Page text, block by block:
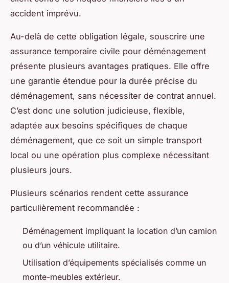
accident imprévu.
Au-delà de cette obligation légale, souscrire une
assurance temporaire civile pour déménagement
présente plusieurs avantages pratiques. Elle offre
une garantie étendue pour la durée précise du
déménagement, sans nécessiter de contrat annuel.
C’est donc une solution judicieuse, flexible,
adaptée aux besoins spécifiques de chaque
déménagement, que ce soit un simple transport
local ou une opération plus complexe nécessitant
plusieurs jours.
Plusieurs scénarios rendent cette assurance
particulièrement recommandée :
Déménagement impliquant la location d’un camion
ou d’un véhicule utilitaire.
Utilisation d’équipements spécialisés comme un
monte-meubles extérieur.